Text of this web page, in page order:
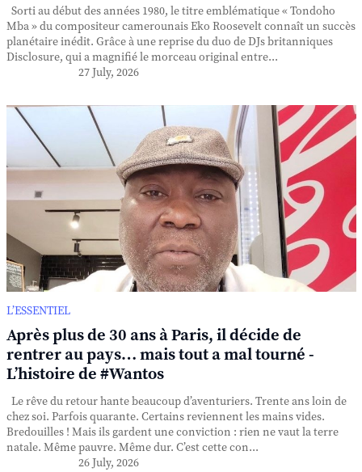
Sorti au début des années 1980, le titre emblématique « Tondoho
Mba » du compositeur camerounais Eko Roosevelt connaît un succès
planétaire inédit. Grâce à une reprise du duo de DJs britanniques
Disclosure, qui a magnifié le morceau original entre...
27 July, 2026
L’ESSENTIEL
Après plus de 30 ans à Paris, il décide de
rentrer au pays… mais tout a mal tourné -
L’histoire de #Wantos
Le rêve du retour hante beaucoup d’aventuriers. Trente ans loin de
chez soi. Parfois quarante. Certains reviennent les mains vides.
Bredouilles ! Mais ils gardent une conviction : rien ne vaut la terre
natale. Même pauvre. Même dur. C’est cette con...
26 July, 2026